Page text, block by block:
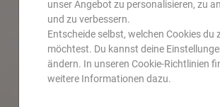
unser Angebot zu personalisieren, zu
und zu verbessern.
Entscheide selbst, welchen Cookies du
möchtest. Du kannst deine
ändern. In unseren Cookie-Richtlinien
weitere Informationen dazu.